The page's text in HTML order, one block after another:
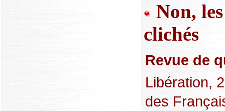
Non,
clichés
Revue de
Libération,
des